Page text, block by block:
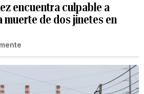
encuentra culpable a
de dos jinetes en